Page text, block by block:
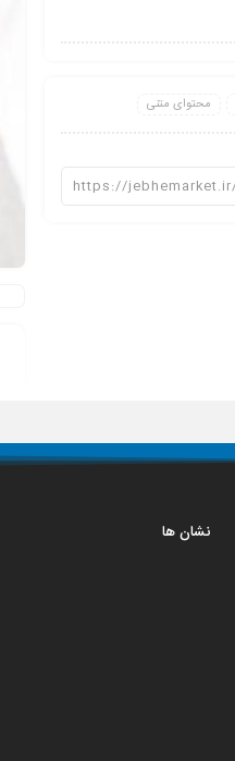
محتوای متنی
نشان ها